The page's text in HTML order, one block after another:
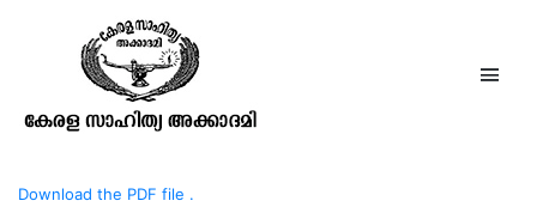
രാമവർമ്മ മലയാളം ശേഖരം
Download the PDF file .